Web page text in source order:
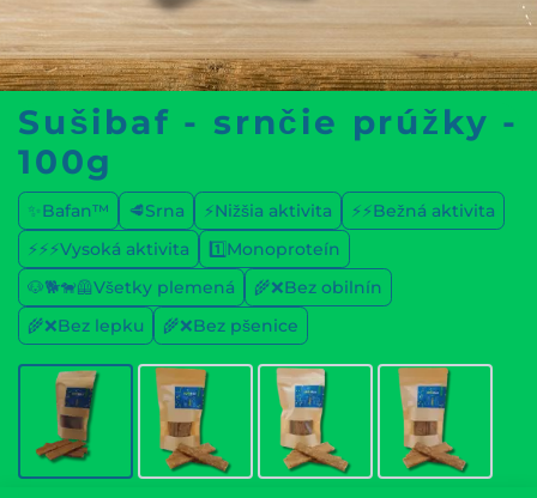
Sušibaf - srnčie prúžky -
100g
✨Bafan™ 🥩Srna ⚡Nižšia aktivita
⚡⚡Bežná aktivita
⚡⚡⚡Vysoká aktivita
1️⃣Monoproteín
🐶🐕🐕‍🦺Všetky plemená
🌾❌Bez obilnín
🌾❌Bez lepku
🌾❌Bez pšenice